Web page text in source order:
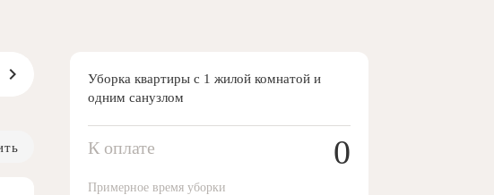
Уборка квартиры с 1 жилой комнатой и
одним санузлом
К оплате 0
Примерное время уборки